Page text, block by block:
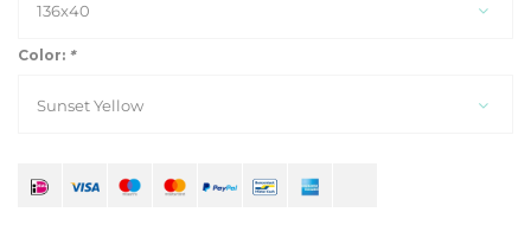
136x40
Color: *
Sunset Yellow